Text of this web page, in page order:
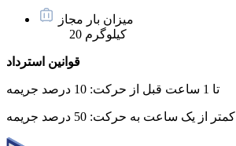
میزان بار مجاز
20 کیلوگرم
قوانین استرداد
تا 1 ساعت قبل از حرکت: 10 درصد جریمه
کمتر از یک ساعت به حرکت: 50 درصد جریمه